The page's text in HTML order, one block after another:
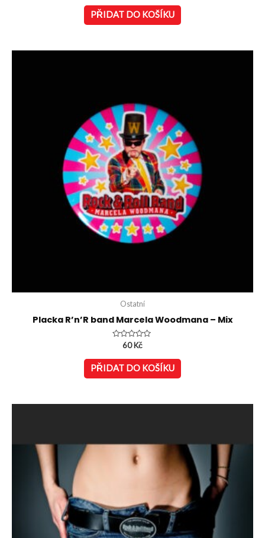
z
5
PŘIDAT DO KOŠÍKU
Ostatní
Placka R’n’R band Marcela Woodmana – Mix
Hodnocení
z
5
60Kč
PŘIDAT DO KOŠÍKU